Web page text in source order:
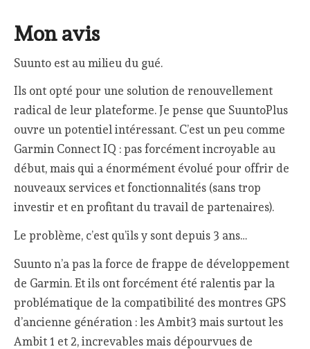
Mon avis
Suunto est au milieu du gué.
Ils ont opté pour une solution de renouvellement
radical de leur plateforme. Je pense que SuuntoPlus
ouvre un potentiel intéressant. C’est un peu comme
Garmin Connect IQ : pas forcément incroyable au
début, mais qui a énormément évolué pour offrir de
nouveaux services et fonctionnalités (sans trop
investir et en profitant du travail de partenaires).
Le problème, c’est qu’ils y sont depuis 3 ans…
Suunto n’a pas la force de frappe de développement
de Garmin. Et ils ont forcément été ralentis par la
problématique de la compatibilité des montres GPS
d’ancienne génération : les Ambit3 mais surtout les
Ambit 1 et 2, increvables mais dépourvues de